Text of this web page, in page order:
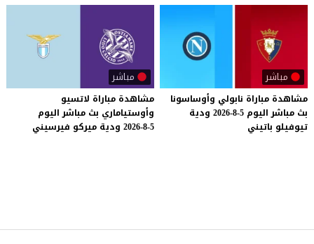
مباشر
مشاهدة مباراة نابولي وأوساسونا
بث مباشر اليوم 5-8-2026
ودية
تيوفيلو باتيني
مباشر
مشاهدة مباراة لاتسيو
وأوستياماري بث مباشر اليوم
5-8-2026
ودية ميركو فيرسيني